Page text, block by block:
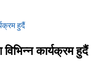
हुदैं
विभिन्न कार्यक्रम हुदैं